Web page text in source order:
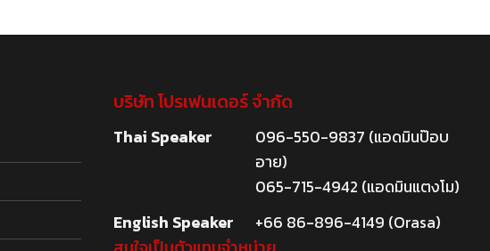
บริษัท โปรเฟนเดอร์ จำกัด
Thai Speaker
096-550-9837 (แอดมินป๊อบ
อาย)
065-715-4942 (แอดมินแตงโม)
English Speaker
+66 86-896-4149 (Orasa)